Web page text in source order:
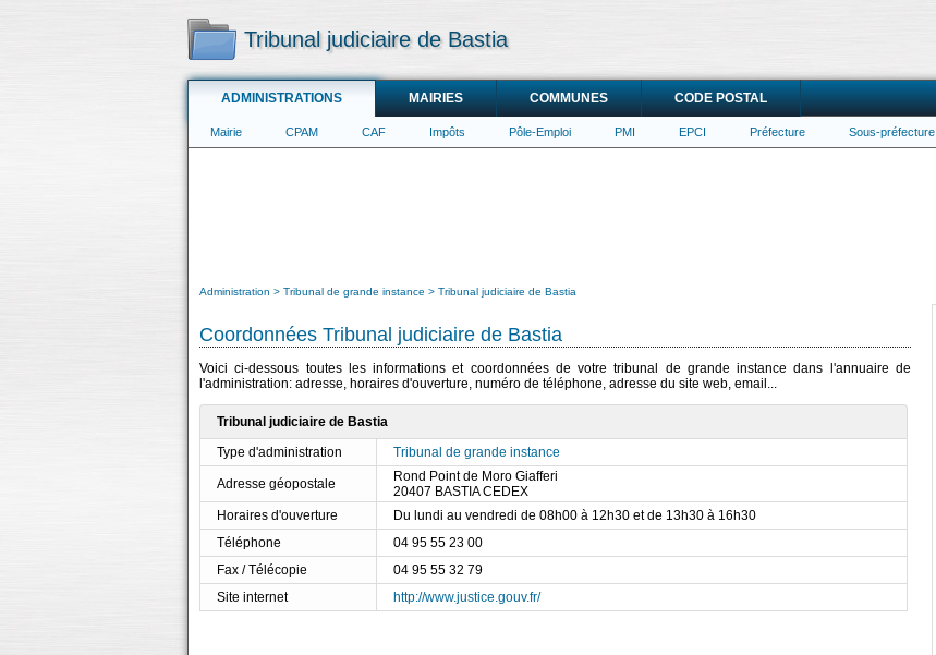
Tribunal judiciaire de Bastia
ADMINISTRATIONS MAIRIES COMMUNES CODE POSTAL
Mairie CPAM CAF Impôts Pôle-Emploi PMI EPCI Préfecture Sous-préfecture
Administration Tribunal de grande instance Tribunal judiciaire de Bastia
Coordonnées Tribunal judiciaire de Bastia
Voici ci-dessous toutes les informations et coordonnées de votre tribunal de grande instance dans l'annuaire de
l'administration: adresse, horaires d'ouverture, numéro de téléphone, adresse du site web, email...
Tribunal judiciaire de Bastia
Type d'administration
Tribunal de grande instance
Adresse géopostale
Rond Point de Moro Giafferi
20407 BASTIA CEDEX
Horaires d'ouverture
Du lundi au vendredi de 08h00 à 12h30 et de 13h30 à 16h30
Téléphone
04 95 55 23 00
Fax / Télécopie
04 95 55 32 79
Site internet
http://www.justice.gouv.fr/